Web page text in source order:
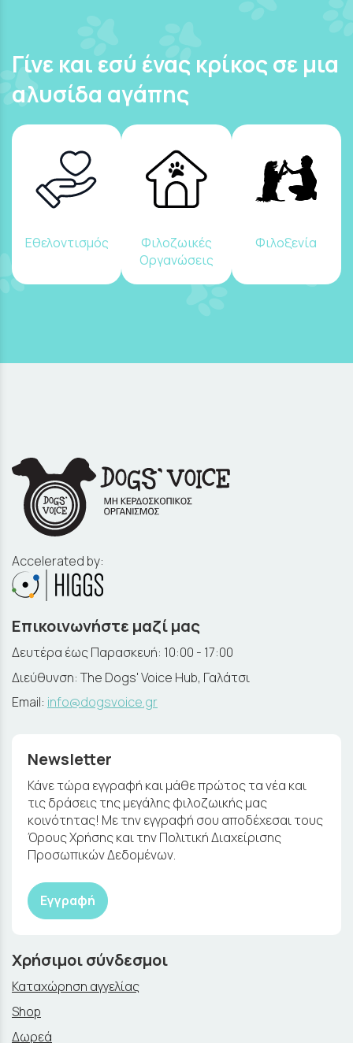
Γίνε και εσύ ένας κρίκος σε μια
αλυσίδα αγάπης
Εθελοντισμός
Φιλοζωικές
Οργανώσεις
Φιλοξενία
Accelerated by:
Επικοινωνήστε μαζί μας
Δευτέρα έως Παρασκευή: 10:00 - 17:00
Διεύθυνση: The Dogs' Voice Hub, Γαλάτσι
Email: info@dogsvoice.gr
Newsletter
Κάνε τώρα εγγραφή και μάθε πρώτος τα νέα και
τις δράσεις της μεγάλης φιλοζωικής μας
κοινότητας! Με την εγγραφή σου αποδέχεσαι τους
Όρους Χρήσης και την Πολιτική Διαχείρισης
Προσωπικών Δεδομένων.
Εγγραφή
Χρήσιμοι σύνδεσμοι
Καταχώρηση αγγελίας
Shop
Δωρεά